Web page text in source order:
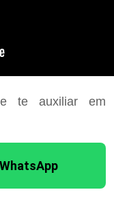
te auxiliar em